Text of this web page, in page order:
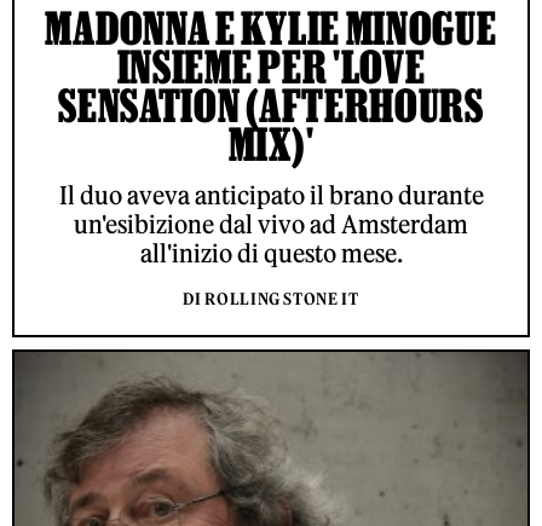
MADONNA E KYLIE MINOGUE
INSIEME PER 'LOVE
SENSATION (AFTERHOURS
MIX)'
Il duo aveva anticipato il brano durante
un'esibizione dal vivo ad Amsterdam
all'inizio di questo mese.
DI ROLLING STONE IT